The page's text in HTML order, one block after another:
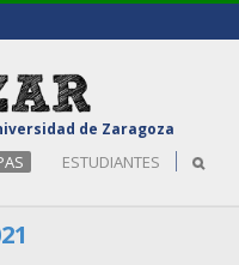
de Zaragoza
ESTUDIANTES